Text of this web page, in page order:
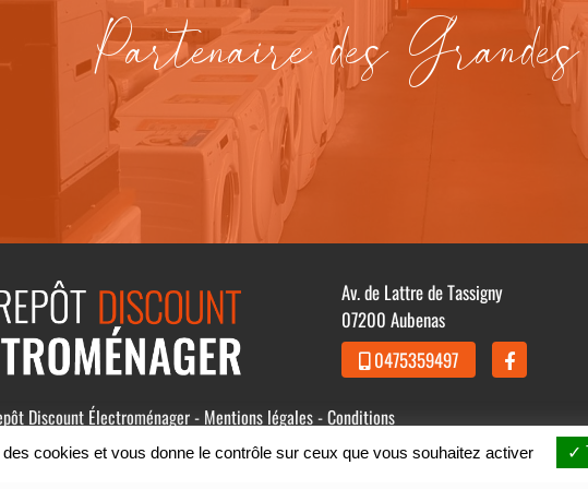
Partenaire des
Av. de Lattre de Tassigny
07200 Aubenas
0475359497
Discount Électroménager - Mentions légales-Conditions
Générales de Vente
cookies et vous donne le contrôle sur ceux que vous souhaitez activer